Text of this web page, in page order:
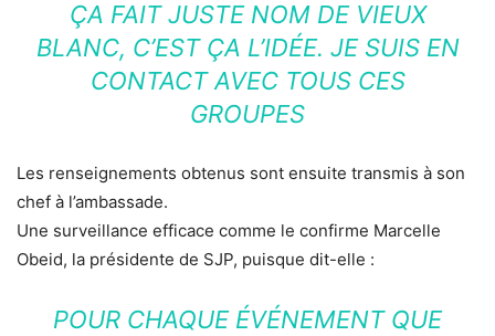
ÇA FAIT JUSTE NOM DE VIEUX
BLANC, C’EST ÇA L’IDÉE. JE SUIS EN
CONTACT AVEC TOUS CES
GROUPES
Les renseignements obtenus sont ensuite transmis à son
chef à l’ambassade.
Une surveillance efficace comme le confirme Marcelle
Obeid, la présidente de SJP, puisque dit-elle :
POUR CHAQUE ÉVÉNEMENT QUE